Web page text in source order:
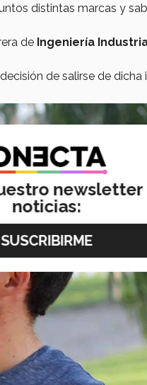
distintas marcas y
de Ingeniería
de salirse de
newsletter
noticias: